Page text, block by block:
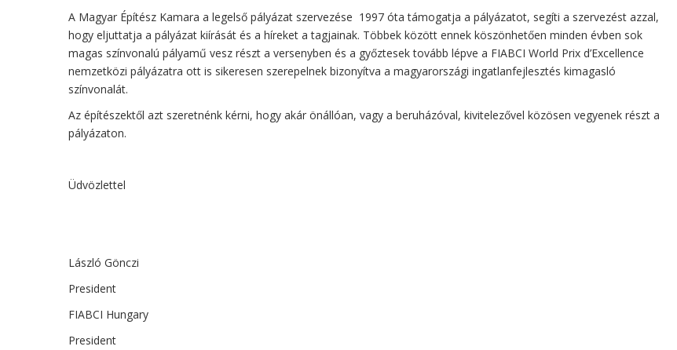
A Magyar Építész Kamara a legelső pályázat szervezése 1997 óta támogatja a pályázatot, segíti a szervezést azzal,
hogy eljuttatja a pályázat kiírását és a híreket a tagjainak. Többek között ennek köszönhetően minden évben sok
magas színvonalú pályamű vesz részt a versenyben és a győztesek tovább lépve a FIABCI World Prix d’Excellence
nemzetközi pályázatra ott is sikeresen szerepelnek bizonyítva a magyarországi ingatlanfejlesztés kimagasló
színvonalát.
Az építészektől azt szeretnénk kérni, hogy akár önállóan, vagy a beruházóval, kivitelezővel közösen vegyenek részt a
pályázaton.
Üdvözlettel
László Gönczi
President
FIABCI Hungary
President